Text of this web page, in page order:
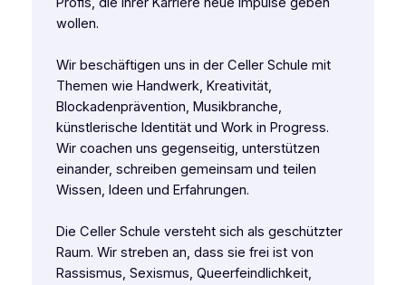
wollen.
Wir beschäftigen uns in der Celler Schule mit
Themen wie Handwerk, Kreativität,
Blockadenprävention, Musikbranche,
künstlerische Identität und Work in Progress.
Wir coachen uns gegenseitig, unterstützen
einander, schreiben gemeinsam und teilen
Wissen, Ideen und Erfahrungen.
Die Celler Schule versteht sich als geschützter
Raum. Wir streben an, dass sie frei ist von
Rassismus, Sexismus, Queerfeindlichkeit,